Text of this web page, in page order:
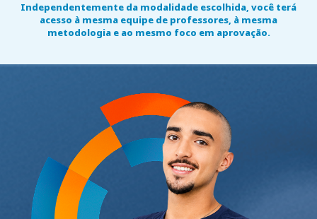
Independentemente da modalidade escolhida, você terá
acesso à mesma equipe de professores, à mesma
metodologia e ao mesmo foco em aprovação.